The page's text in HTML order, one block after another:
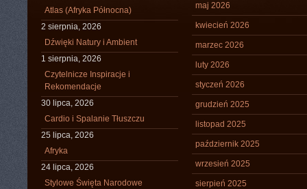
Atlas (Afryka Północna)
2 sierpnia, 2026
Dźwięki Natury i Ambient
1 sierpnia, 2026
Czytelnicze Inspiracje i
Rekomendacje
30 lipca, 2026
Cardio i Spalanie Tłuszczu
25 lipca, 2026
Afryka
24 lipca, 2026
Stylowe Święta Narodowe
maj 2026
kwiecień 2026
marzec 2026
luty 2026
styczeń 2026
grudzień 2025
listopad 2025
październik 2025
wrzesień 2025
sierpień 2025